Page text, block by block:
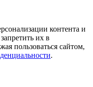
контента и
их в
пользоваться сайтом,
.